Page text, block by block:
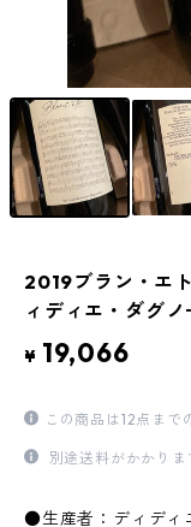
2019ブラン・エ
ィディエ・ダグノ
¥ 19,066
この商品は12点まで
別途送料がかかりま
●生産者：ディディ